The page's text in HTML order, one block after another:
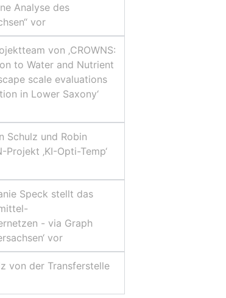
Analyse des
vor
von ‚CROWNS:
to Water and Nutrient
scale evaluations
in Lower Saxony‘
Schulz und Robin
‚KI-Opti-Temp‘
Speck stellt das
- via Graph
vor
von der Transferstelle